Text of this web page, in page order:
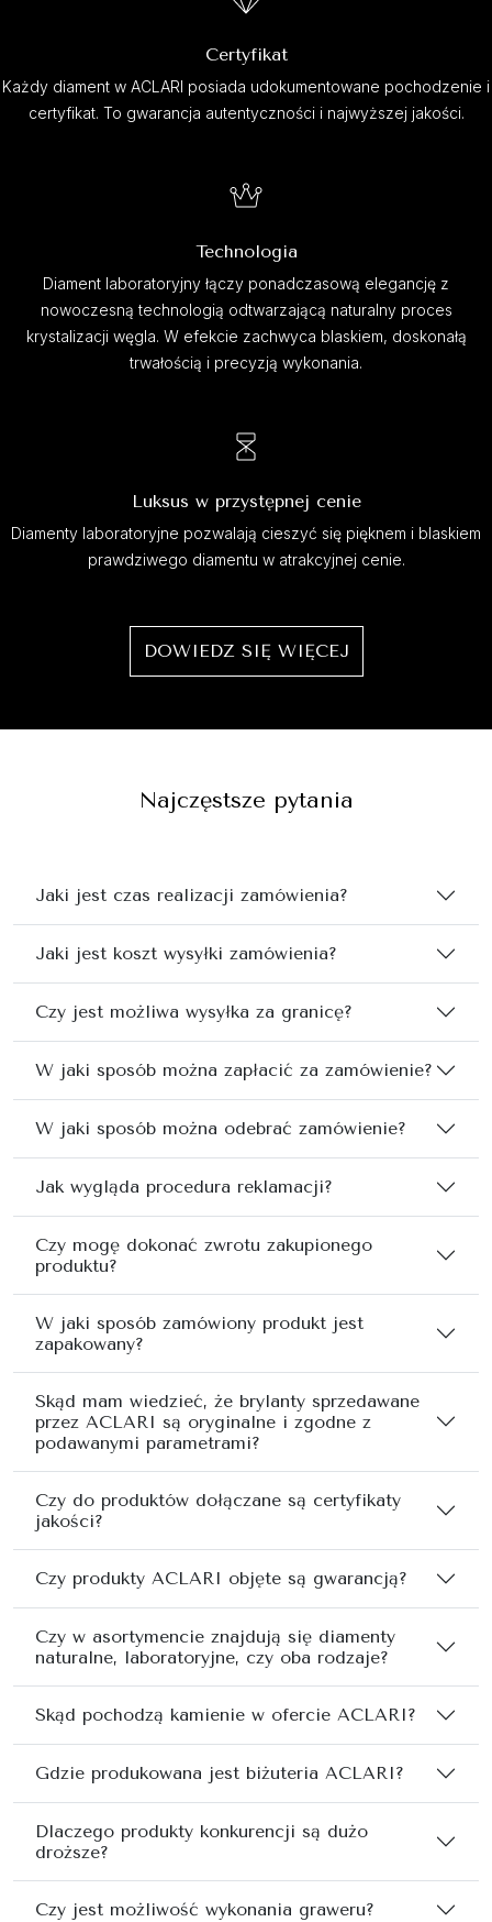
Certyfikat
Każdy diament w ACLARI posiada udokumentowane pochodzenie i
certyfikat. To gwarancja autentyczności i najwyższej jakości.
Technologia
Diament laboratoryjny łączy ponadczasową elegancję z
nowoczesną technologią odtwarzającą naturalny proces
krystalizacji węgla. W efekcie zachwyca blaskiem, doskonałą
trwałością i precyzją wykonania.
Luksus w przystępnej cenie
Diamenty laboratoryjne pozwalają cieszyć się pięknem i blaskiem
prawdziwego diamentu w atrakcyjnej cenie.
DOWIEDZ SIĘ WIĘCEJ
Najczęstsze pytania
Jaki jest czas realizacji zamówienia?
Jaki jest koszt wysyłki zamówienia?
Czy jest możliwa wysyłka za granicę?
W jaki sposób można zapłacić za zamówienie?
W jaki sposób można odebrać zamówienie?
Jak wygląda procedura reklamacji?
Czy mogę dokonać zwrotu zakupionego
produktu?
W jaki sposób zamówiony produkt jest
zapakowany?
Skąd mam wiedzieć, że brylanty sprzedawane
przez ACLARI są oryginalne i zgodne z
podawanymi parametrami?
Czy do produktów dołączane są certyfikaty
jakości?
Czy produkty ACLARI objęte są gwarancją?
Czy w asortymencie znajdują się diamenty
naturalne, laboratoryjne, czy oba rodzaje?
Skąd pochodzą kamienie w ofercie ACLARI?
Gdzie produkowana jest biżuteria ACLARI?
Dlaczego produkty konkurencji są dużo
droższe?
Czy jest możliwość wykonania graweru?